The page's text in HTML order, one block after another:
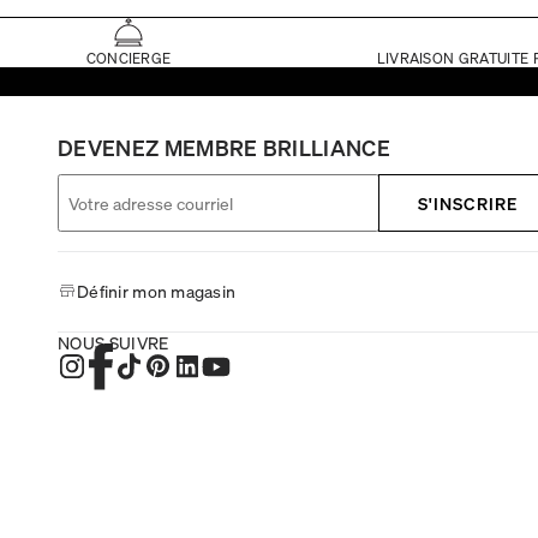
CONCIERGE LIVRAISON GRATUITE
DEVENEZ MEMBRE BRILLIANCE
S'INSCRIRE
Définir mon magasin
NOUS SUIVRE